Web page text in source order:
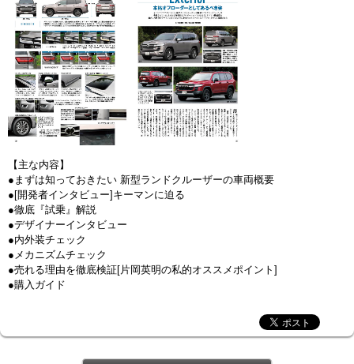
【主な内容】
●まずは知っておきたい 新型ランドクルーザーの車両概要
●[開発者インタビュー]キーマンに迫る
●徹底『試乗』解説
●デザイナーインタビュー
●内外装チェック
●メカニズムチェック
●売れる理由を徹底検証[片岡英明の私的オススメポイント]
●購入ガイド